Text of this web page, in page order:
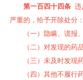
第一百四十四条 违
严重的，给予开除处分：
（一）隐瞒、谎报
（二）对发现的药
（三）未及时发现
（四）其他不履行